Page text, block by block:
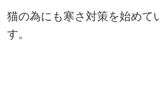
猫の為にも寒さ対策を始めて
す。